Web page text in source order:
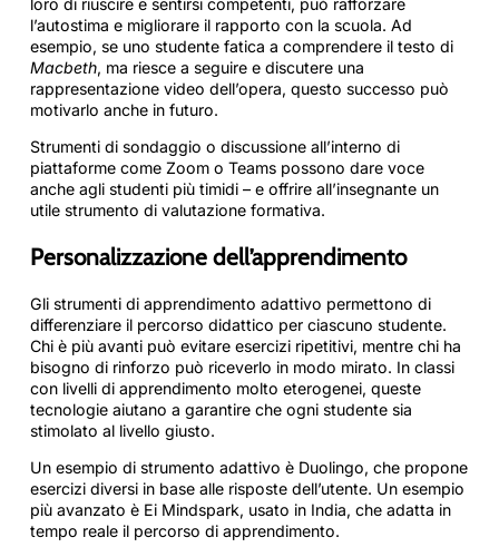
loro di riuscire e sentirsi competenti, può rafforzare
l’autostima e migliorare il rapporto con la scuola. Ad
esempio, se uno studente fatica a comprendere il testo di
Macbeth, ma riesce a seguire e discutere una
rappresentazione video dell’opera, questo successo può
motivarlo anche in futuro.
Strumenti di sondaggio o discussione all’interno di
piattaforme come Zoom o Teams possono dare voce
anche agli studenti più timidi – e offrire all’insegnante un
utile strumento di valutazione formativa.
Personalizzazione dell’apprendimento
Gli strumenti di apprendimento adattivo permettono di
differenziare il percorso didattico per ciascuno studente.
Chi è più avanti può evitare esercizi ripetitivi, mentre chi ha
bisogno di rinforzo può riceverlo in modo mirato. In classi
con livelli di apprendimento molto eterogenei, queste
tecnologie aiutano a garantire che ogni studente sia
stimolato al livello giusto.
Un esempio di strumento adattivo è Duolingo, che propone
esercizi diversi in base alle risposte dell’utente. Un esempio
più avanzato è Ei Mindspark, usato in India, che adatta in
tempo reale il percorso di apprendimento.